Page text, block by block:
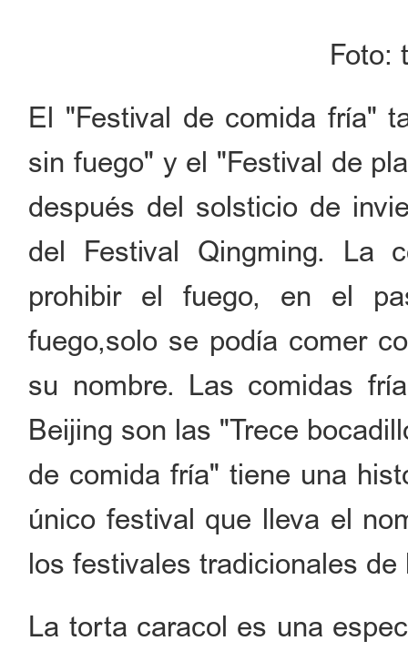
Foto:
El "Festival de comida fría"
sin fuego" y el "Festival de
después del solsticio de
del Festival Qingming. La
prohibir el fuego, en el
fuego,solo se podía comer
su nombre. Las comidas
Beijing son las "Trece
de comida fría" tiene una
único festival que lleva el
los festivales tradicionales de
La torta caracol es una